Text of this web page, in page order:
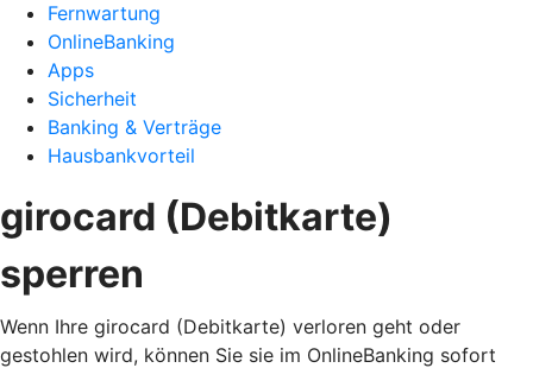
Fernwartung
OnlineBanking
Apps
Sicherheit
Banking & Verträge
Hausbankvorteil
girocard (Debitkarte)
sperren
Wenn Ihre girocard (Debitkarte) verloren geht oder
gestohlen wird, können Sie sie im OnlineBanking sofort